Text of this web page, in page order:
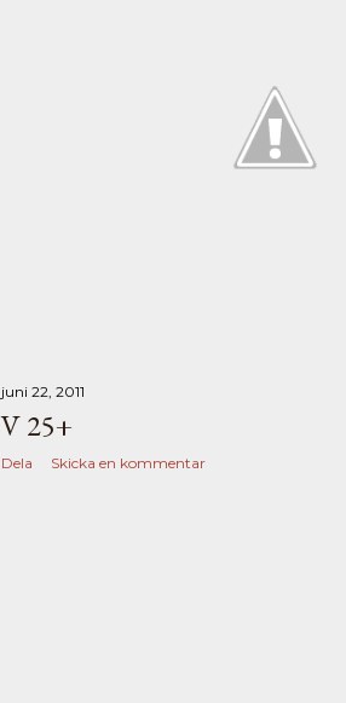
juni 22, 2011
V 25+
Dela Skicka en kommentar